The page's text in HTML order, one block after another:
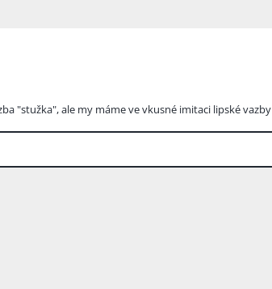
"stužka", ale my máme ve vkusné imitaci lipské vazby